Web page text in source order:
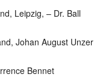
– Dr. Ball
August Unzer
Bennet